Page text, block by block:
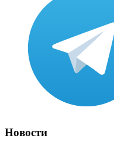
Новости